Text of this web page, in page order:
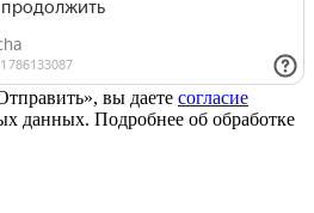
вы даете согласие
данных. Подробнее об обработке